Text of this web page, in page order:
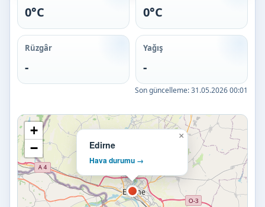
0°C 0°C
Rüzgâr
-
Yağış
-
Son güncelleme:31.05.2026 00:01
Edirne
Hava durumu →
×
+
−